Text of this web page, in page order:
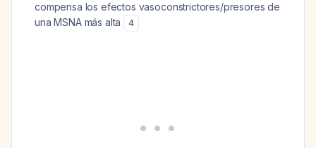
compensa los efectos vasoconstrictores/presores de
una MSNA más alta
4